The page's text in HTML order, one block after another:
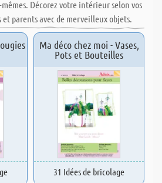
Décorez votre intérieur selon vos
et parents avec de merveilleux objets.
Ma déco chez moi - Vases,
Pots et Bouteilles
31 Idées de bricolage